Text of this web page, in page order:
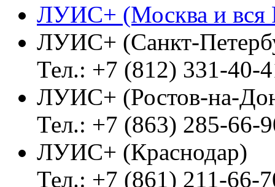
ЛУИС+ (Москва и вся
ЛУИС+ (Санкт-
Тел.: +7 (812) 331-40-
ЛУИС+ (Ростов-на-
Тел.: +7 (863) 285-66-
ЛУИС+ (Краснодар)
Тел.: +7 (861) 211-66-